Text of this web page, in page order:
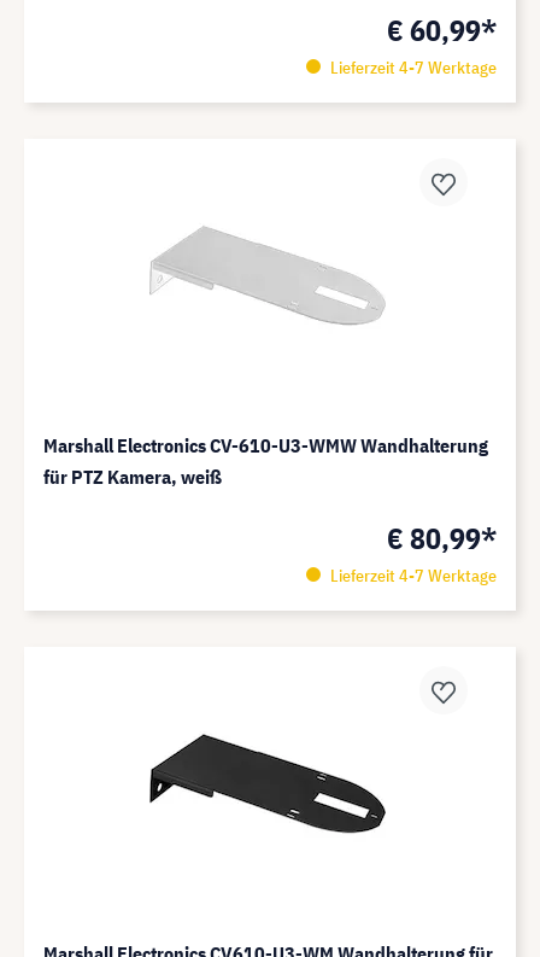
€ 60,99*
Lieferzeit 4-7 Werktage
Marshall Electronics CV-610-U3-WMW Wandhalterung
für PTZ Kamera, weiß
€ 80,99*
Lieferzeit 4-7 Werktage